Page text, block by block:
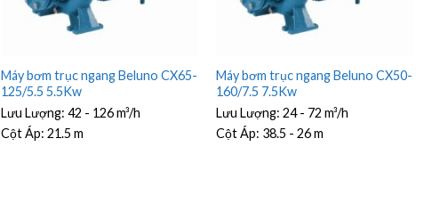
Máy bơm trục ngang Beluno CX65-
125/5.5 5.5Kw
Lưu Lượng:42 - 126 m³/h
Cột Áp:21.5 m
Máy bơm trục ngang Beluno CX50-
160/7.5 7.5Kw
Lưu Lượng:24 - 72 m³/h
Cột Áp: 38.5 - 26 m